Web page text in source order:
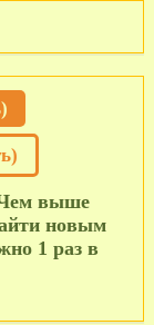
выше
новым
1 раз в